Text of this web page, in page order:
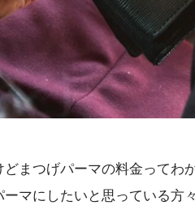
どまつげパーマの料金ってわ
マにしたいと思っている方